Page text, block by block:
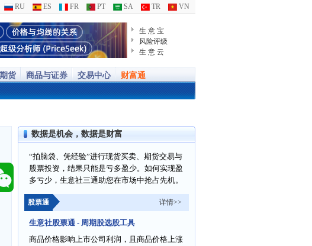
RU ES FR PT SA TR VN
生 意 宝
风险评级
生 意 云
货 商品与证券 交易中心 财富通
数据是机会，数据是财富
“拍脑袋、凭经验”进行现货买卖、期货交易与
股票投资，结果只能是亏多盈少。如何实现盈
多亏少，生意社三通助您在市场中抢占先机。
股票通 详情>>
生意社股票通 - 周期股选股工具
商品价格影响上市公司利润，且商品价格上涨